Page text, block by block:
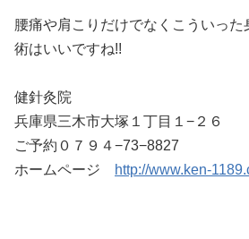
腰痛や肩こりだけでなくこういっ
術はいいですね!!
健針灸院
兵庫県三木市大塚１丁目１−２６
ご予約０７９４−73−8827
ホームページ
http://www.ken-